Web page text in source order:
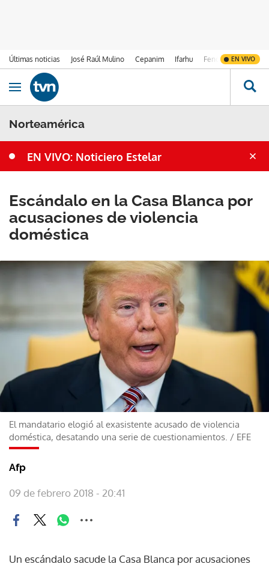
Últimas noticias José Raúl Mulino Cepanim Ifarhu Fenómeno de El
EN VIVO
Ir al contenido
Obrir navegació
Norteamérica
EN VIVO: Noticiero Estelar
Escándalo en la Casa Blanca por
acusaciones de violencia
doméstica
El mandatario elogió al exasistente acusado de violencia
doméstica, desatando una serie de cuestionamientos. / EFE
Afp
09 de febrero 2018 - 20:41
Un escándalo sacude la Casa Blanca por acusaciones